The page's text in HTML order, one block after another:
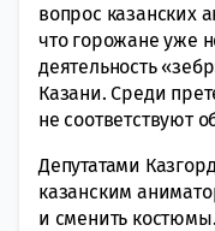
вопрос казанских
что горожане уже
деятельность
Казани. Среди
не соответствуют
Депутатами
казанским
и сменить костюмы.